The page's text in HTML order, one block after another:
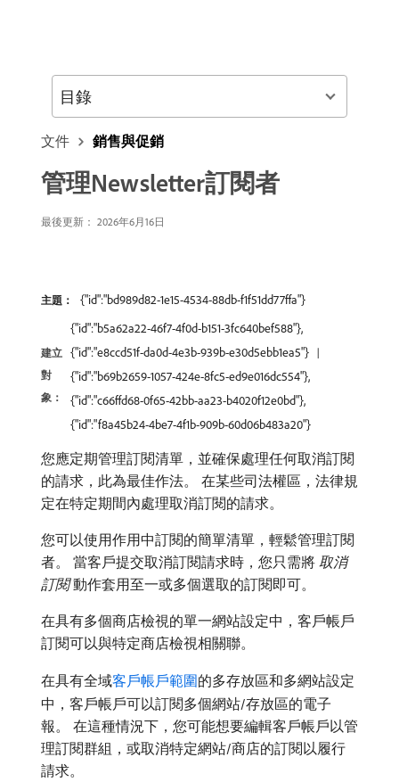
文件 銷售與促銷
管理Newsletter訂閱者
最後更新： 2026年6月16日
主題： {"id":"bd989d82-1e15-4534-88db-f1f51dd77ffa"}
建立
對
象：
{"id":"b5a62a22-46f7-4f0d-b151-3fc640bef588"},
{"id":"e8ccd51f-da0d-4e3b-939b-e30d5ebb1ea5"}
{"id":"b69b2659-1057-424e-8fc5-ed9e016dc554"},
{"id":"c66ffd68-0f65-42bb-aa23-b4020f12e0bd"},
{"id":"f8a45b24-4be7-4f1b-909b-60d06b483a20"}
您應定期管理訂閱清單，並確保處理任何取消訂閱
的請求，此為最佳作法。 在某些司法權區，法律規
定在特定期間內處理取消訂閱的請求。
您可以使用作用中訂閱的簡單清單，輕鬆管理訂閱
者。 當客戶提交取消訂閱請求時，您只需將​ 取消
訂閱​動作套用至一或多個選取的訂閱即可。
在具有多個商店檢視的單一網站設定中，客戶帳戶
訂閱可以與特定商店檢視相關聯。
在具有全域客戶帳戶範圍的多存放區和多網站設定
中，客戶帳戶可以訂閱多個網站/存放區的電子
報。 在這種情況下，您可能想要編輯客戶帳戶以管
理訂閱群組，或取消特定網站/商店的訂閱以履行
請求。
目錄